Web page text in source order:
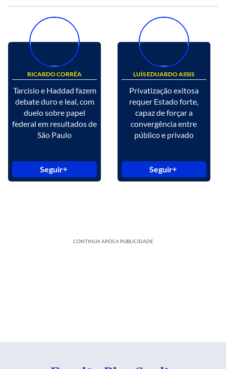
RICARDO CORRÊA
Tarcísio e Haddad fazem
debate duro e leal, com
duelo sobre papel
federal em resultados de
São Paulo
Seguir
LUÍS EDUARDO ASSIS
Privatização exitosa
requer Estado forte,
capaz de forçar a
convergência entre
público e privado
Seguir
CONTINUA APÓS A PUBLICIDADE